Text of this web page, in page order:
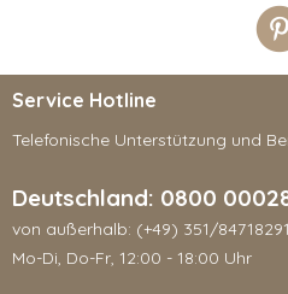
Service Hotline
Telefonische Unterstützung und
Deutschland: 0800
von außerhalb: (+49) 351/84718291
Mo-Di, Do-Fr, 12:00 - 18:00 Uhr